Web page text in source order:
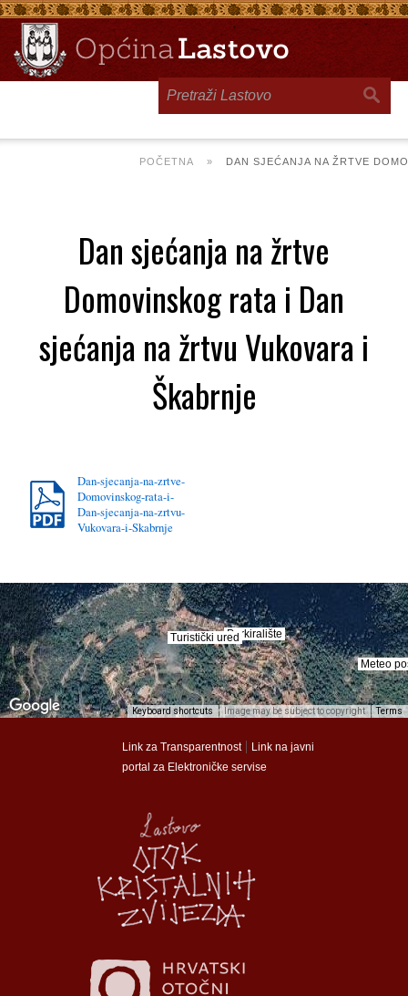
POČETNA » DAN SJEĆANJA NA ŽRTVE
Dan sjećanja na žrtve
Domovinskog rata i Dan
sjećanja na žrtvu Vukovara i
Škabrnje
Dan-sjecanja-na-zrtve-
Domovinskog-rata-i-
Dan-sjecanja-na-zrtvu-
Vukovara-i-Skabrnje
Meteo
Turistički uredParkiralište
Groblje
Meteo
Turistički uredParkiralište
Groblje
Keyboard shortcuts Image may be subject to copyright Terms
Link za Transparentnost| Link na javni
portal za Elektroničke servise